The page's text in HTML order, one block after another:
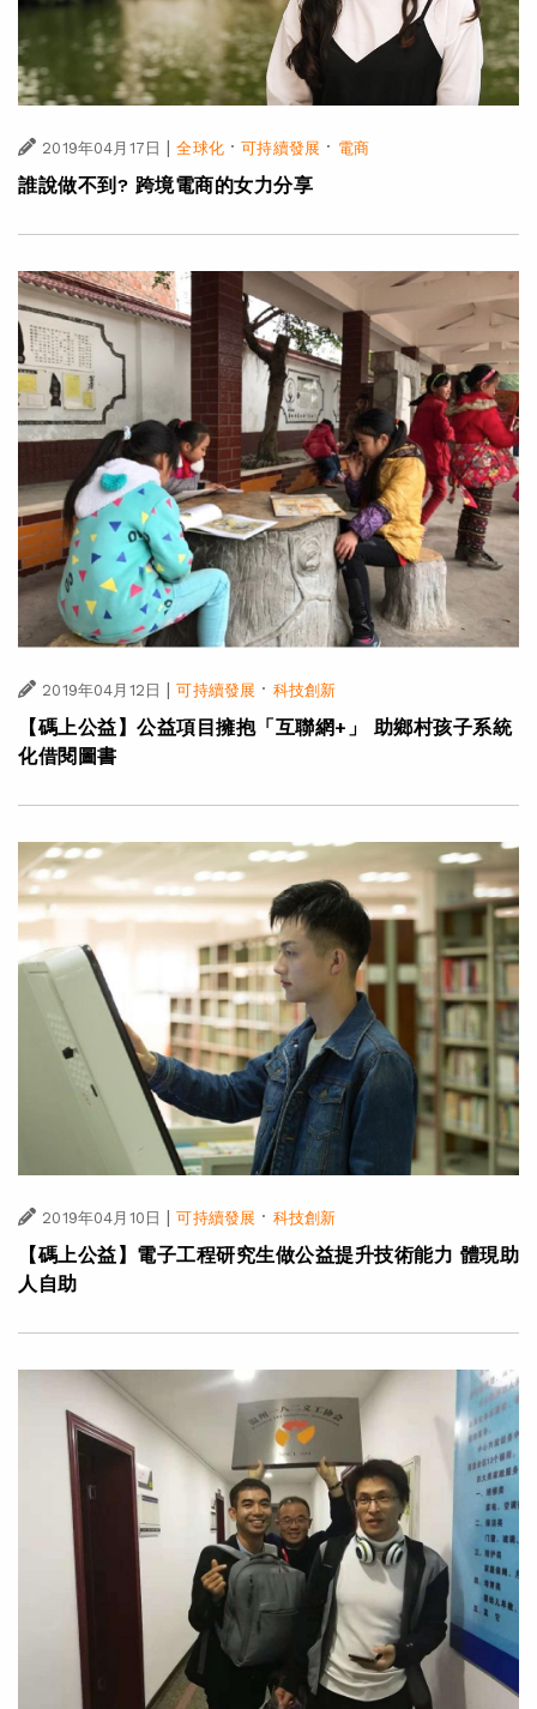
2019年04月17日 | 全球化·可持續發展 · 電商
誰說做不到? 跨境電商的女力分享
2019年04月12日 | 可持續發展 · 科技創新
【碼上公益】公益項目擁抱「互聯網+」 助鄉村孩子系統
化借閱圖書
2019年04月10日 | 可持續發展 · 科技創新
【碼上公益】電子工程研究生做公益提升技術能力 體現助
人自助